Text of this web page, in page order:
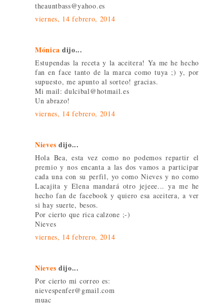
theauntbass@yahoo.es
viernes, 14 febrero, 2014
Mónica dijo...
Estupendas la receta y la aceitera! Ya me he hecho
fan en face tanto de la marca como tuya ;) y, por
supuesto, me apunto al sorteo! gracias.
Mi mail: dulcibal@hotmail.es
Un abrazo!
viernes, 14 febrero, 2014
Nieves dijo...
Hola Bea, esta vez como no podemos repartir el
premio y nos encanta a las dos vamos a participar
cada una con su perfil, yo como Nieves y no como
Lacajita y Elena mandará otro jejeee... ya me he
hecho fan de facebook y quiero esa aceitera, a ver
si hay suerte, besos.
Por cierto que rica calzone ;-)
Nieves
viernes, 14 febrero, 2014
Nieves dijo...
Por cierto mi correo es:
nievespenfer@gmail.com
muac